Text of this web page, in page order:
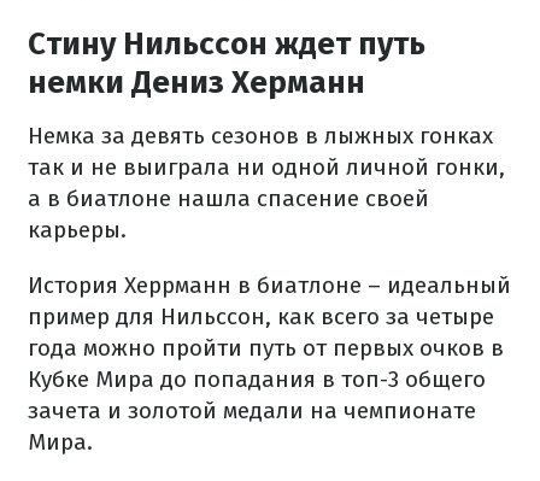
Стину Нильссон ждет путь
немки Дениз Херманн
Немка за девять сезонов в лыжных гонках
так и не выиграла ни одной личной гонки,
а в биатлоне нашла спасение своей
карьеры.
История Херрманн в биатлоне – идеальный
пример для Нильссон, как всего за четыре
года можно пройти путь от первых очков в
Кубке Мира до попадания в топ-3 общего
зачета и золотой медали на чемпионате
Мира.